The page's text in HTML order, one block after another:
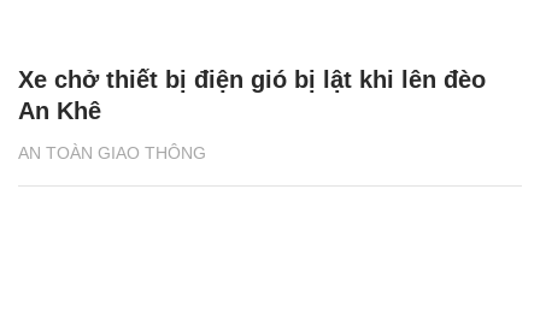
AN TOÀN GIAO THÔNG
Xe chở thiết bị điện gió bị lật khi lên đèo
An Khê